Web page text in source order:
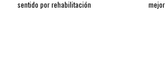
sentido por rehabilitación